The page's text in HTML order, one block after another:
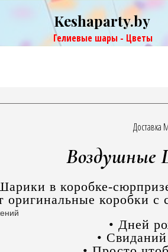
Keshaparty.by
Гелиевые шары - Цветы
Доставка
Воздушные
в коробке-
оригинальные коробки
• Дней
•